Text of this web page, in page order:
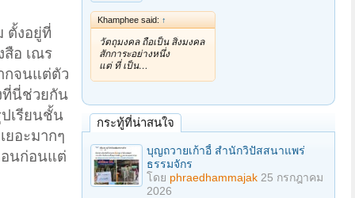
ตั้งอยู่ที่
สือ เณร
กจนแต่ตัว
ที่นี่ช่วยกัน
เรียนชั้น
ยอะมากๆ
อนก่อนแต่
Khamphee said: ↑
วัตถุมงคล ถือเป็น สิ่งมงคล
สักการะอย่างหนึ่ง
แต่ ที่ เป็น…
กระทู้ที่น่าสนใจ
บุญถวายเก้าอี้ สำนักวิปัสสนาแพร่
ธรรมจักร
โดย phraedhammajak 25 กรกฎาคม
2026